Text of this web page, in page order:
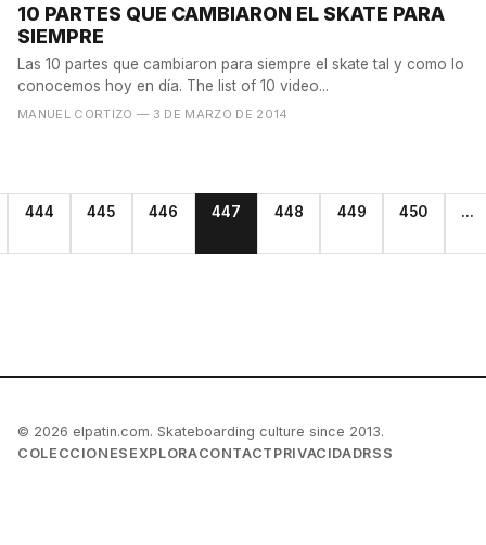
10 PARTES QUE CAMBIARON EL SKATE PARA
SIEMPRE
Las 10 partes que cambiaron para siempre el skate tal y como lo
conocemos hoy en día. The list of 10 video...
MANUEL CORTIZO — 3 DE MARZO DE 2014
444 445 446 447 448 449 450 ...
© 2026 elpatin.com. Skateboarding culture since 2013.
COLECCIONES EXPLORACONTACT PRIVACIDADRSS